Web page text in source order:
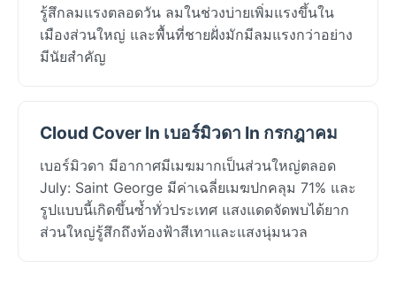
รู้สึกลมแรงตลอดวัน ลมในช่วงบ่ายเพิ่มแรงขึ้นใน
เมืองส่วนใหญ่ และพื้นที่ชายฝั่งมักมีลมแรงกว่าอย่าง
มีนัยสำคัญ
Cloud Cover In เบอร์มิวดา In กรกฎาคม
เบอร์มิวดา มีอากาศมีเมฆมากเป็นส่วนใหญ่ตลอด
July: Saint George มีค่าเฉลี่ยเมฆปกคลุม 71% และ
รูปแบบนี้เกิดขึ้นซ้ำทั่วประเทศ แสงแดดจัดพบได้ยาก
ส่วนใหญ่รู้สึกถึงท้องฟ้าสีเทาและแสงนุ่มนวล